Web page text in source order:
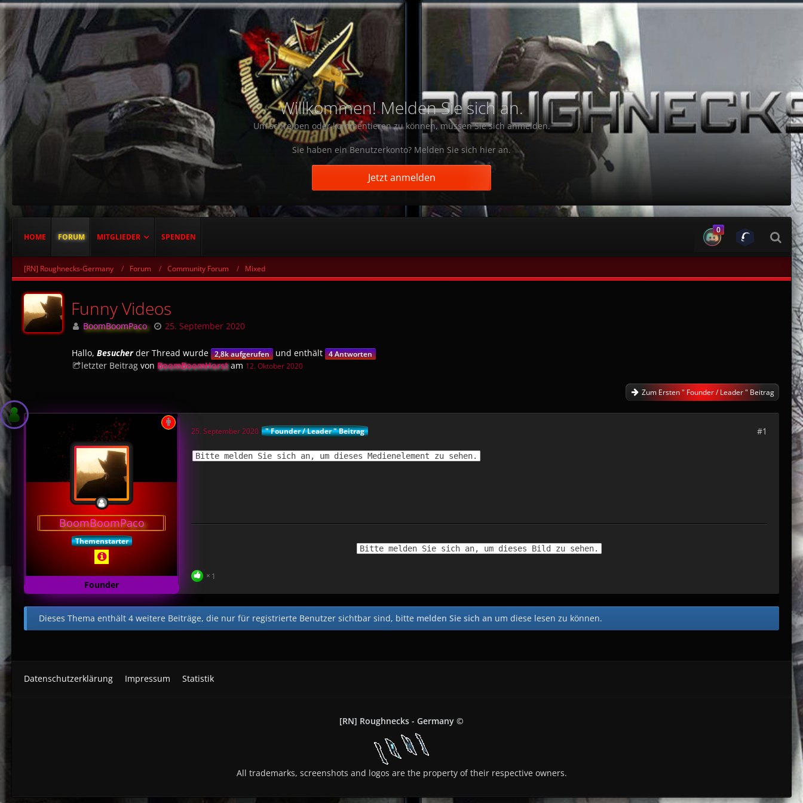
Willkommen! Melden Sie sich an.
Um schreiben oder kommentieren zu können, müssen Sie sich anmelden.
Sie haben ein Benutzerkonto? Melden Sie sich hier an.
Jetzt anmelden
HOME FORUM MITGLIEDER SPENDEN
0
[RN] Roughnecks-Germany Forum Community Forum Mixed
Funny Videos
BoomBoomPaco 25. September 2020
Hallo, Besucherder Thread wurde 2,8k aufgerufen und enthält 4 Antworten
letzter Beitrag von BoomBoomHorstam 12. Oktober 2020
Zum Ersten " Founder / Leader " Beitrag
BoomBoomPaco
Themenstarter
25. September 2020 " Founder / Leader " Beitrag #1
Bitte melden Sie sich an, um dieses Medienelement zu sehen.
Bitte melden Sie sich an, um dieses Bild zu sehen.
1
Dieses Thema enthält 4 weitere Beiträge, die nur für registrierte Benutzer sichtbar sind, bitte melden Sie sich an um diese lesen zu können.
Datenschutzerklärung Impressum Statistik
[RN] Roughnecks - Germany ©
All trademarks, screenshots and logos are the property of their respective owners.